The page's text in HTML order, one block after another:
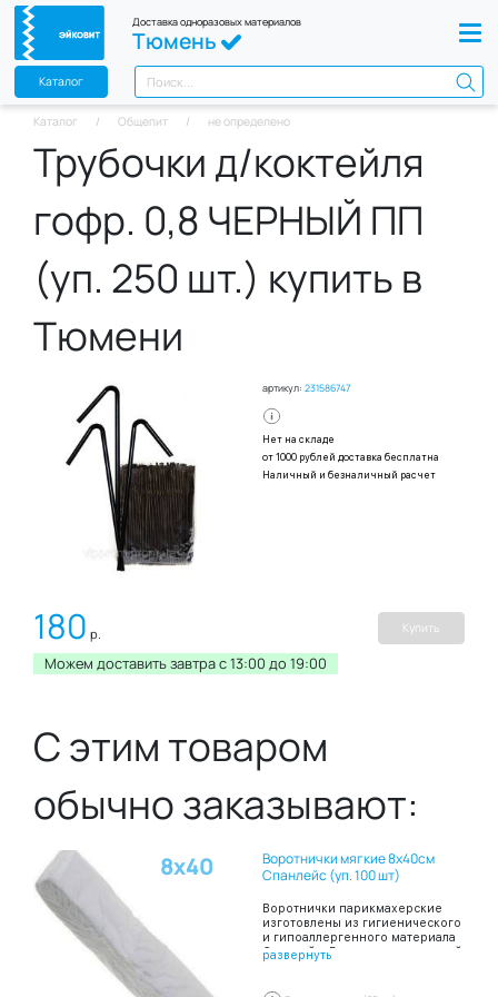
Доставка одноразовых материалов
Тюмень
Каталог
Каталог Общепит не определено
Трубочки д/коктейля
гофр. 0,8 ЧЕРНЫЙ ПП
(уп. 250 шт.) купить в
Тюмени
артикул: 231586747
Нет на складе
от 1000 рублей доставка бесплатна
Наличный и безналичный расчет
180 р. Купить
Можем доставить завтра c 13:00 до 19:00
С этим товаром
обычно заказывают:
8х40
Воротнички мягкие 8х40см
Спанлейс (уп. 100 шт)
Воротнички парикмахерские
изготовлены из гигиенического
и гипоаллергенного материала
Спанлейс, Воротнички шириной
развернуть